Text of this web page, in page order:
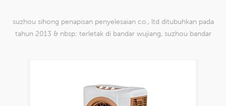
suzhou sihong penapisan penyelesaian co., ltd ditubuhkan pada
tahun 2013 & nbsp; terletak di bandar wujiang, suzhou bandar